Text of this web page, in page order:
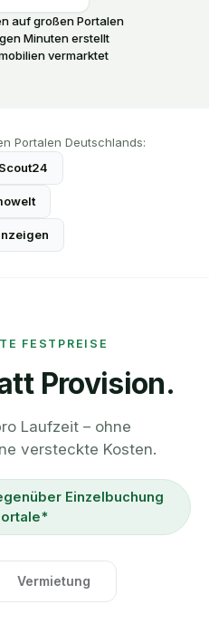
auf großen Portalen
Minuten erstellt
vermarktet
Portalen Deutschlands:
FESTPREISE
Provision.
Laufzeit – ohne
versteckte Kosten.
Einzelbuchung
Vermietung